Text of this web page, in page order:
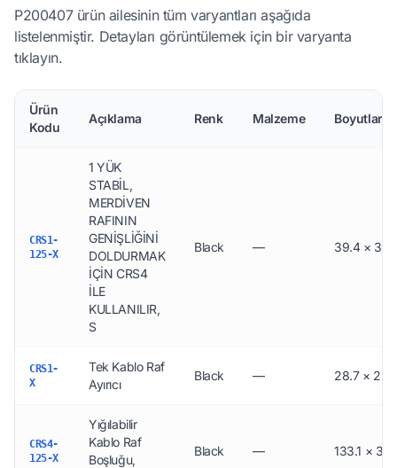
P200407 ürün ailesinin tüm varyantları aşağıda
listelenmiştir. Detayları görüntülemek için bir varyanta
tıklayın.
Ürün
Kodu
Açıklama Renk Malzeme Boyutlar
CRS1-
125-X
1 YÜK
STABİL,
MERDİVEN
RAFININ
GENİŞLİĞİNİ
DOLDURMAK
İÇİN CRS4
İLE
KULLANILIR,
S
Black — 39.4 ×
CRS1-
X
Tek Kablo Raf
Ayırıcı
Black — 28.7 ×
CRS4-
125-X
Yığılabilir
Kablo Raf
Boşluğu,
Black — 133.1 ×